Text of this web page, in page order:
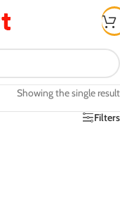
Showing the single result
Filters